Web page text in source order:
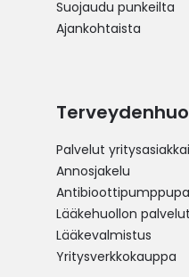
Suojaudu punkeilta
Ajankohtaista
Palvelut
Annosjakelu
Lääkehuollon palvelut
Lääkevalmistus
Yritysverkkokauppa